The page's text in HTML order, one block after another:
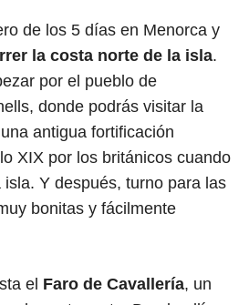
de los 5 días en Menorca y
la costa norte de la isla.
por el pueblo de
donde podrás visitar la
antigua fortificación
XIX por los británicos cuando
Y después, turno para las
bonitas y fácilmente
el Faro de Cavallería, un